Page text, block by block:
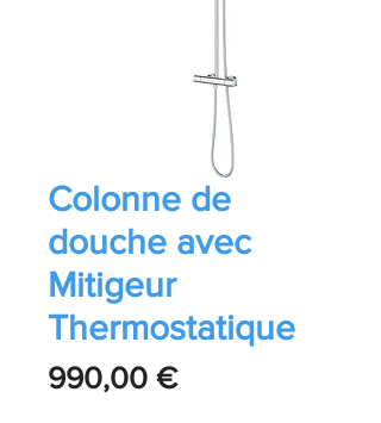
Colonne de
douche avec
Mitigeur
Thermostatique
990,00 €Prix